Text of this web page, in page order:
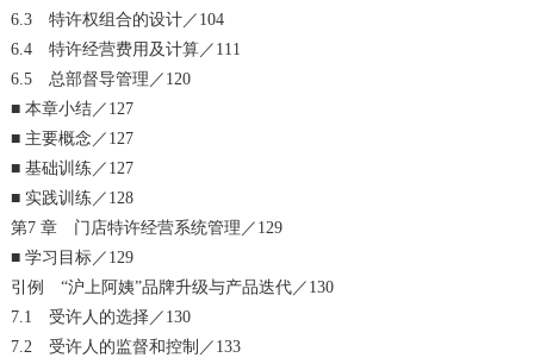
6.3 特许权组合的设计／104
6.4 特许经营费用及计算／111
6.5 总部督导管理／120
■ 本章小结／127
■ 主要概念／127
■ 基础训练／127
■ 实践训练／128
第7 章 门店特许经营系统管理／129
■ 学习目标／129
引例 “沪上阿姨”品牌升级与产品迭代／130
7.1 受许人的选择／130
7.2 受许人的监督和控制／133